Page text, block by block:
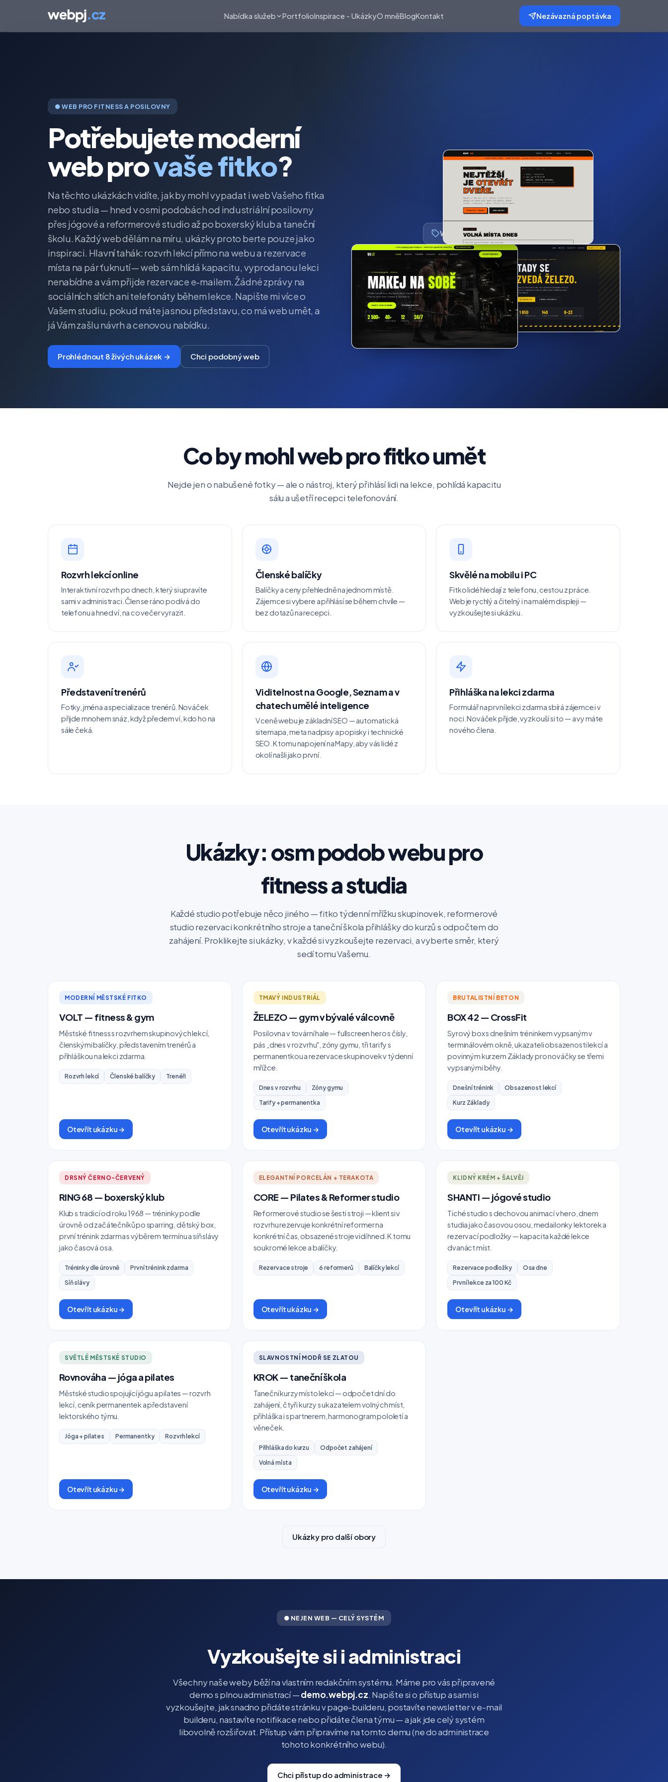
Nabídka služeb PortfolioInspirace - UkázkyO mněBlogKontakt Nezávazná poptávka
● WEB PRO FITNESS A POSILOVNY
Potřebujete moderní
web provaše fitko?
Na těchto ukázkách vidíte, jak by mohl vypadat i web Vašeho fitka
nebo studia — hned v osmi podobách od industriální posilovny
přes jógové a reformerové studio až po boxerský klub a taneční
školu. Každý web dělám na míru, ukázky proto berte pouze jako
inspiraci. Hlavní tahák: rozvrh lekcí přímo na webu a rezervace
místa na pár ťuknutí — web sám hlídá kapacitu, vyprodanou lekci
nenabídne a vám přijde rezervace e-mailem. Žádné zprávy na
sociálních sítích ani telefonáty během lekce. Napište mi více o
Vašem studiu, pokud máte jasnou představu, co má web umět, a
já Vám zašlu návrh a cenovou nabídku.
Prohlédnout 8 živých ukázek → Chci podobný web
Web na míruuž od 15 000 Kč
Co by mohl web pro fitko umět
Nejde jen o nabušené fotky — ale o nástroj, který přihlásí lidi na lekce, pohlídá kapacitu
sálu a ušetří recepci telefonování.
Rozvrh lekcí online
Interaktivní rozvrh po dnech, který si upravíte
sami v administraci. Člen se ráno podívá do
telefonu a hned ví, na co večer vyrazit.
Členské balíčky
Balíčky a ceny přehledně na jednom místě.
Zájemce si vybere a přihlásí se během chvíle —
bez dotazů na recepci.
Skvělé na mobilu i PC
Fitko lidé hledají z telefonu, cestou z práce.
Web je rychlý a čitelný i na malém displeji —
vyzkoušejte si ukázku.
Představení trenérů
Fotky, jména a specializace trenérů. Nováček
přijde mnohem snáz, když předem ví, kdo ho na
sále čeká.
Viditelnost na Google, Seznam a v
chatech umělé inteligence
V ceně webu je základní SEO — automatická
sitemapa, meta nadpisy a popisky i technické
SEO. K tomu napojení na Mapy, aby vás lidé z
okolí našli jako první.
Přihláška na lekci zdarma
Formulář na první lekci zdarma sbírá zájemce i v
noci. Nováček přijde, vyzkouší si to — a vy máte
nového člena.
Ukázky: osm podob webu pro
fitness a studia
Každé studio potřebuje něco jiného — fitko týdenní mřížku skupinovek, reformerové
studio rezervaci konkrétního stroje a taneční škola přihlášky do kurzů s odpočtem do
zahájení. Proklikejte si ukázky, v každé si vyzkoušejte rezervaci, a vyberte směr, který
sedí tomu Vašemu.
MODERNÍ MĚSTSKÉ FITKO
VOLT — fitness & gym
Městské fitness s rozvrhem skupinových lekcí,
členskými balíčky, představením trenérů a
přihláškou na lekci zdarma.
Rozvrh lekcí Členské balíčky Trenéři
Otevřít ukázku →
TMAVÝ INDUSTRIÁL
ŽELEZO — gym v bývalé válcovně
Posilovna v tovární hale — fullscreen hero s čísly,
pás „dnes v rozvrhu", zóny gymu, tři tarify s
permanentkou a rezervace skupinovek v týdenní
mřížce.
Dnes v rozvrhu
Zóny gymu
Tarify + permanentka
Otevřít ukázku →
BRUTALISTNÍ BETON
BOX 42 — CrossFit
Syrový box s dnešním tréninkem vypsaným v
terminálovém okně, ukazateli obsazenosti lekcí a
povinným kurzem Základy pro nováčky se třemi
vypsanými běhy.
Dnešní trénink
Obsazenost lekcí
Kurz Základy
Otevřít ukázku →
DRSNÝ ČERNO-ČERVENÝ
RING 68 — boxerský klub
Klub s tradicí od roku 1968 — tréninky podle
úrovně od začátečníků po sparring, dětský box,
první trénink zdarma s výběrem termínu a síň slávy
jako časová osa.
Tréninky dle úrovně
První trénink zdarma
Síň slávy
Otevřít ukázku →
ELEGANTNÍ PORCELÁN + TERAKOTA
CORE — Pilates & Reformer studio
Reformerové studio se šesti stroji — klient si v
rozvrhu rezervuje konkrétní reformer na
konkrétní čas, obsazené stroje vidí hned. K tomu
soukromé lekce a balíčky.
Rezervace stroje 6 reformerů Balíčky lekcí
Otevřít ukázku →
KLIDNÝ KRÉM + ŠALVĚJ
SHANTI — jógové studio
Tiché studio s dechovou animací v hero, dnem
studia jako časovou osou, medailonky lektorek a
rezervací podložky — kapacita každé lekce
dvanáct míst.
Rezervace podložky
Osa dne
První lekce za 100 Kč
Otevřít ukázku →
SVĚTLÉ MĚSTSKÉ STUDIO
Rovnováha — jóga a pilates
Městské studio spojující jógu a pilates — rozvrh
lekcí, ceník permanentek a představení
lektorského týmu.
Jóga + pilates Permanentky Rozvrh lekcí
Otevřít ukázku →
SLAVNOSTNÍ MODŘ SE ZLATOU
KROK — taneční škola
Taneční kurzy místo lekcí — odpočet dní do
zahájení, čtyři kurzy s ukazatelem volných míst,
přihláška i s partnerem, harmonogram pololetí a
věneček.
Přihláška do kurzu
Odpočet zahájení
Volná místa
Otevřít ukázku →
Ukázky pro další obory
● NEJEN WEB — CELÝ SYSTÉM
Vyzkoušejte si i administraci
Všechny naše weby běží na vlastním redakčním systému. Máme pro vás připravené
demo s plnou administrací —demo.webpj.cz. Napište si o přístup a sami si
vyzkoušejte, jak snadno přidáte stránku v page-builderu, postavíte newsletter v e-mail
builderu, nastavíte notifikace nebo přidáte člena týmu — a jak jde celý systém
libovolně rozšiřovat. Přístup vám připravíme na tomto demu (ne do administrace
tohoto konkrétního webu).
Chci přístup do administrace →